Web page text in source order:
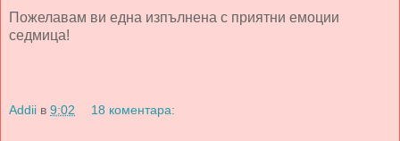
Пожелавам ви една изпълнена с приятни емоции
седмица!
Addii в 9:02 18 коментара: